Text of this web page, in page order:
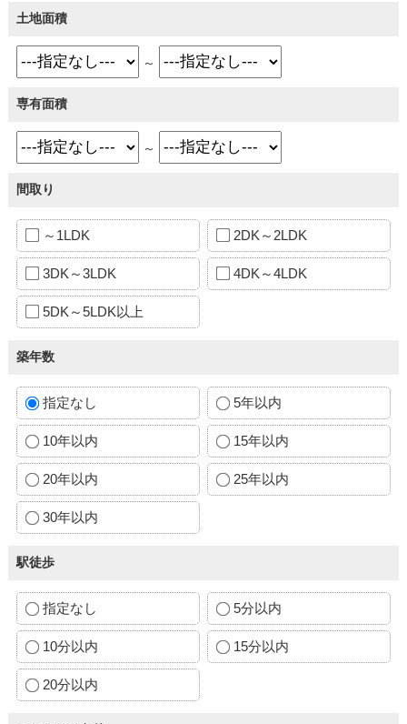
土地面積
～
専有面積
～
間取り
～1LDK 2DK～2LDK
3DK～3LDK 4DK～4LDK
5DK～5LDK以上
築年数
指定なし 5年以内
10年以内 15年以内
20年以内 25年以内
30年以内
駅徒歩
指定なし 5分以内
10分以内 15分以内
20分以内